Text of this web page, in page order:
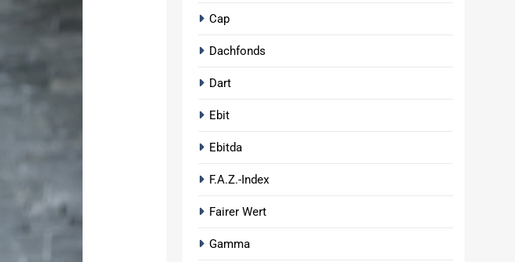
Cap
Dachfonds
Dart
Ebit
Ebitda
F.A.Z.-Index
Fairer Wert
Gamma